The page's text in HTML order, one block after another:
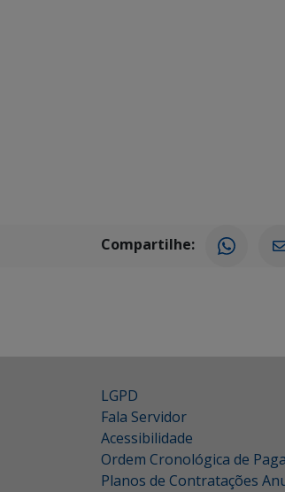
Compartilhe:
LGPD
Fala Servidor
Acessibilidade
Ordem Cronológica de
Planos de Contratações